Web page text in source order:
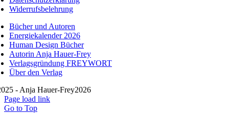
Widerrufsbelehrung
Bücher und Autoren
Energiekalender 2026
Human Design Bücher
Autorin Anja Hauer-Frey
Verlagsgründung FREYWORT
Über den Verlag
- Anja Hauer-Frey2026
Page load link
Go to Top